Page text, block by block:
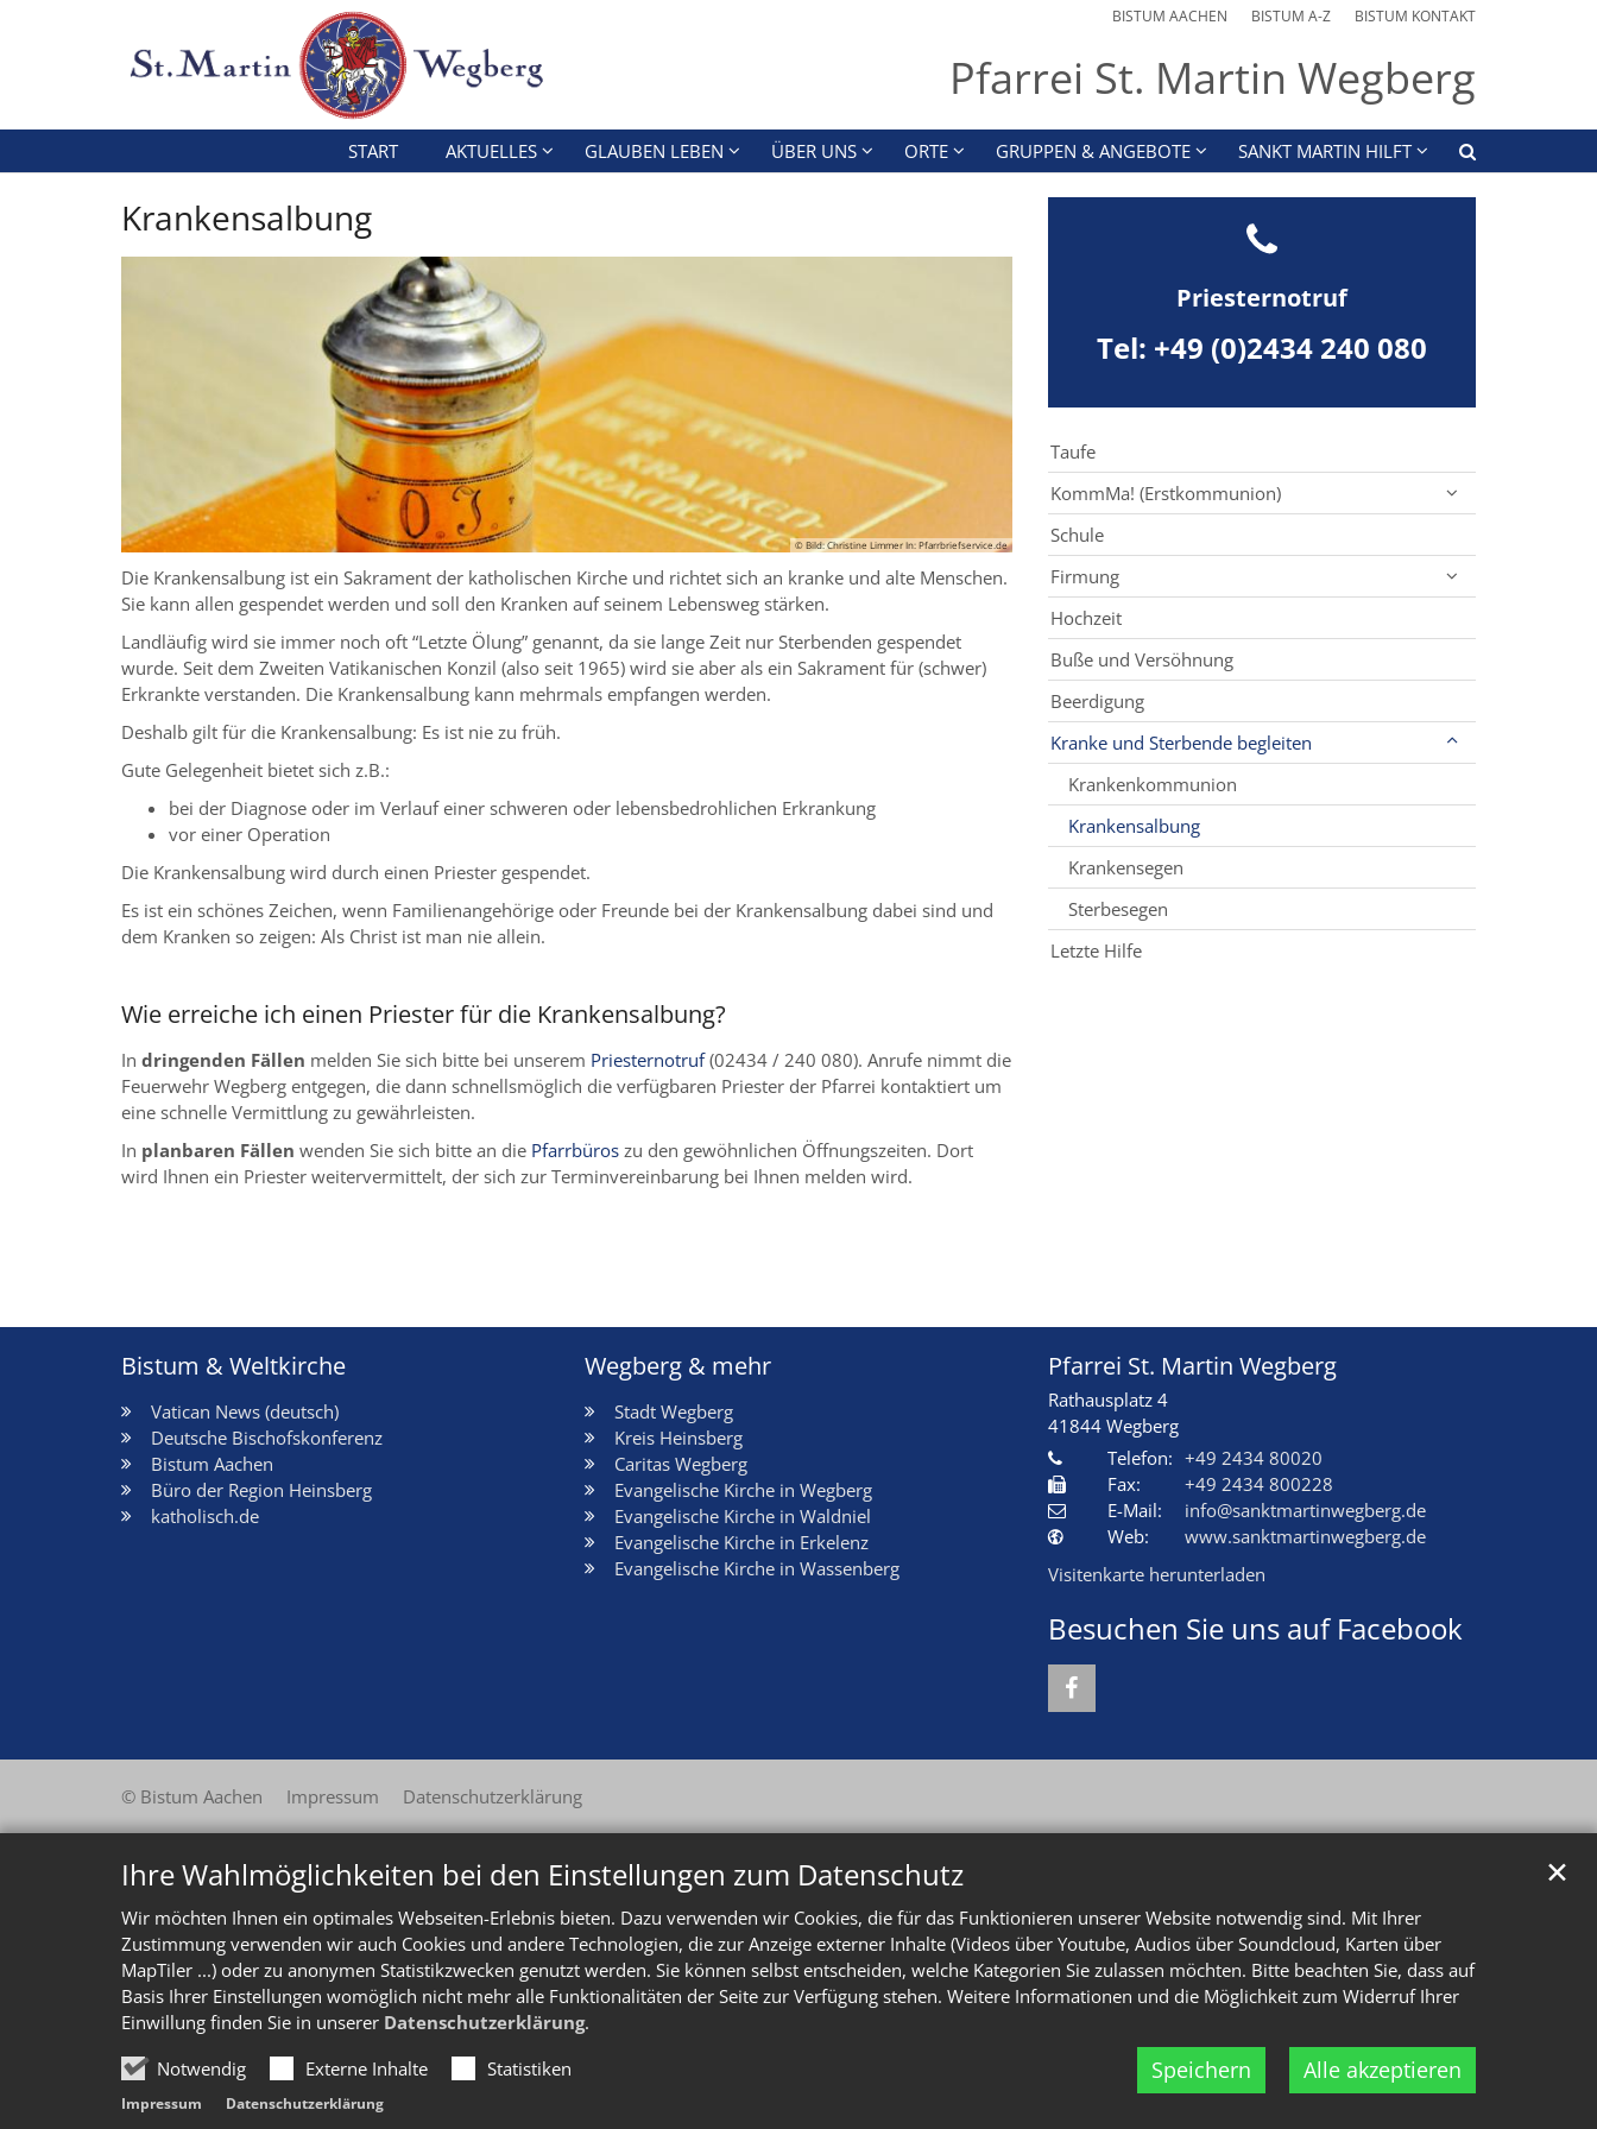
Ihre Wahlmöglichkeiten bei den Einstellungen zum Datenschutz
Wir möchten Ihnen ein optimales Webseiten-Erlebnis bieten. Dazu verwenden wir Cookies, die für das Funktionieren unserer Website notwendig sind. Mit Ihrer
Zustimmung verwenden wir auch Cookies und andere Technologien, die zur Anzeige externer Inhalte (Videos über Youtube, Audios über Soundcloud, Karten über
MapTiler ...) oder zu anonymen Statistikzwecken genutzt werden. Sie können selbst entscheiden, welche Kategorien Sie zulassen möchten. Bitte beachten Sie, dass auf
Basis Ihrer Einstellungen womöglich nicht mehr alle Funktionalitäten der Seite zur Verfügung stehen. Weitere Informationen und die Möglichkeit zum Widerruf Ihrer
Einwillung finden Sie in unserer Datenschutzerklärung.
Notwendig
Externe Inhalte Statistiken Speichern Alle akzeptieren
✕
Impressum Datenschutzerklärung
BISTUM AACHEN BISTUM A-Z BISTUM KONTAKT
Pfarrei St. Martin Wegberg
START AKTUELLES GLAUBEN LEBEN ÜBER UNS ORTE GRUPPEN & ANGEBOTE SANKT MARTIN HILFT
Krankensalbung
© Bild: Christine Limmer In: Pfarrbriefservice.de
Die Krankensalbung ist ein Sakrament der katholischen Kirche und richtet sich an kranke und alte Menschen.
Sie kann allen gespendet werden und soll den Kranken auf seinem Lebensweg stärken.
Landläufig wird sie immer noch oft “Letzte Ölung” genannt, da sie lange Zeit nur Sterbenden gespendet
wurde. Seit dem Zweiten Vatikanischen Konzil (also seit 1965) wird sie aber als ein Sakrament für (schwer)
Erkrankte verstanden. Die Krankensalbung kann mehrmals empfangen werden.
Deshalb gilt für die Krankensalbung: Es ist nie zu früh.
Gute Gelegenheit bietet sich z.B.:
bei der Diagnose oder im Verlauf einer schweren oder lebensbedrohlichen Erkrankung
vor einer Operation
Die Krankensalbung wird durch einen Priester gespendet.
Es ist ein schönes Zeichen, wenn Familienangehörige oder Freunde bei der Krankensalbung dabei sind und
dem Kranken so zeigen: Als Christ ist man nie allein.
Wie erreiche ich einen Priester für die Krankensalbung?
In dringenden Fällen melden Sie sich bitte bei unserem Priesternotruf(02434 / 240 080). Anrufe nimmt die
Feuerwehr Wegberg entgegen, die dann schnellsmöglich die verfügbaren Priester der Pfarrei kontaktiert um
eine schnelle Vermittlung zu gewährleisten.
In planbaren Fällen wenden Sie sich bitte an die Pfarrbüros zu den gewöhnlichen Öffnungszeiten. Dort
wird Ihnen ein Priester weitervermittelt, der sich zur Terminvereinbarung bei Ihnen melden wird.
Priesternotruf
Tel: +49 (0)2434 240 080
Taufe
KommMa! (Erstkommunion)
Schule
Firmung
Hochzeit
Buße und Versöhnung
Beerdigung
Kranke und Sterbende begleiten
Krankenkommunion
Krankensalbung
Krankensegen
Sterbesegen
Letzte Hilfe
Bistum & Weltkirche
Vatican News (deutsch)
Deutsche Bischofskonferenz
Bistum Aachen
Büro der Region Heinsberg
katholisch.de
Wegberg & mehr
Stadt Wegberg
Kreis Heinsberg
Caritas Wegberg
Evangelische Kirche in Wegberg
Evangelische Kirche in Waldniel
Evangelische Kirche in Erkelenz
Evangelische Kirche in Wassenberg
Pfarrei St. Martin Wegberg
Rathausplatz 4
41844 Wegberg
Telefon: +49 2434 80020
Fax:
+49 2434 800228
E-Mail:
info@sanktmartinwegberg.de
Web:
www.sanktmartinwegberg.de
Visitenkarte herunterladen
Besuchen Sie uns auf Facebook
© Bistum Aachen Impressum Datenschutzerklärung